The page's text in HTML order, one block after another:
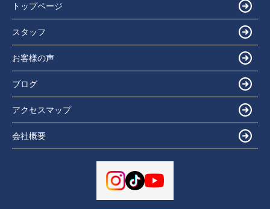
トップページ
スタッフ
お客様の声
ブログ
アクセスマップ
会社概要